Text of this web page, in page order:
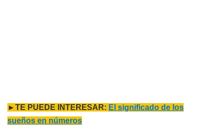
►TE PUEDE INTERESAR: El significado de los
sueños en números